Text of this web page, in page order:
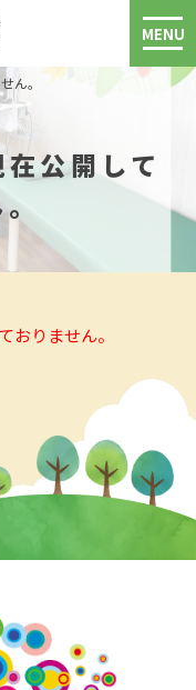
MENU
ん。
公開して
おりません。